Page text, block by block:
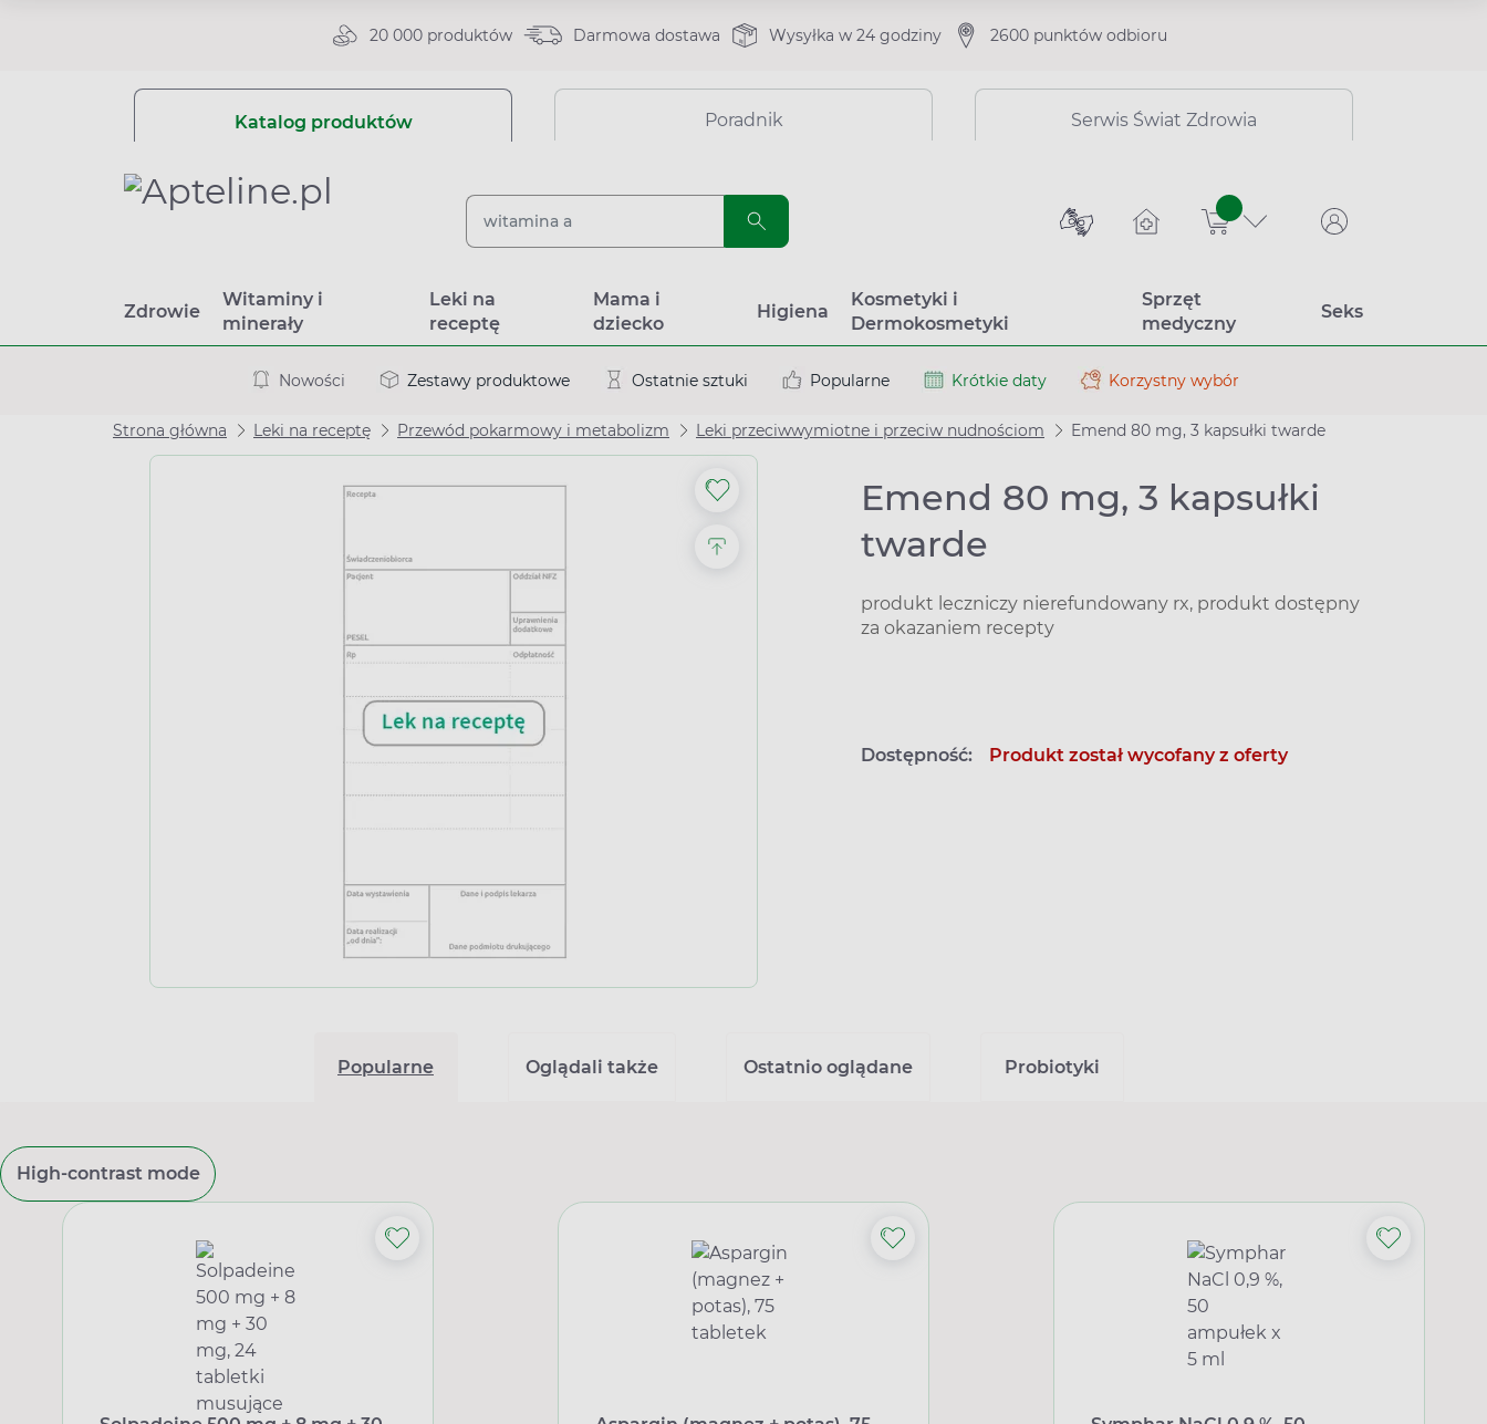
20 000 produktów Darmowa dostawa Wysyłka w 24 godziny 2600 punktów odbioru
Katalog produktów Poradnik Serwis Świat Zdrowia
sztuk
Zdrowie
Witaminy i
minerały
Leki na
receptę
Mama i
dziecko
Higiena
Kosmetyki i
Dermokosmetyki
Sprzęt
medyczny
Seks
Nowości Zestawy produktowe Ostatnie sztuki Popularne Krótkie daty Korzystny wybór
Strona główna Leki na receptę Przewód pokarmowy i metabolizm Leki przeciwwymiotne i przeciw nudnościom Emend 80 mg, 3 kapsułki twarde
Emend 80 mg, 3 kapsułki
twarde
produkt leczniczy nierefundowany rx, produkt dostępny
za okazaniem recepty
Dostępność: Produkt został wycofany z oferty
Popularne Oglądali także Ostatnio oglądane Probiotyki
High-contrast mode